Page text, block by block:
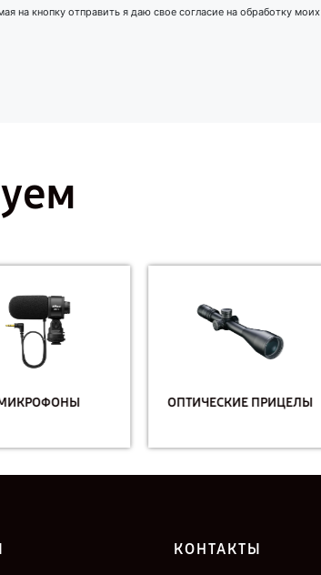
на кнопку отправить я даю свое согласие на обработку моих
ОПТИЧЕСКИЕ ПРИЦЕЛЫ
КОНТАКТЫ